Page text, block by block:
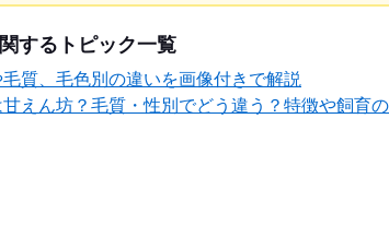
するトピック一覧
質、毛色別の違いを画像付きで解説
えん坊？毛質・性別でどう違う？特徴や飼育